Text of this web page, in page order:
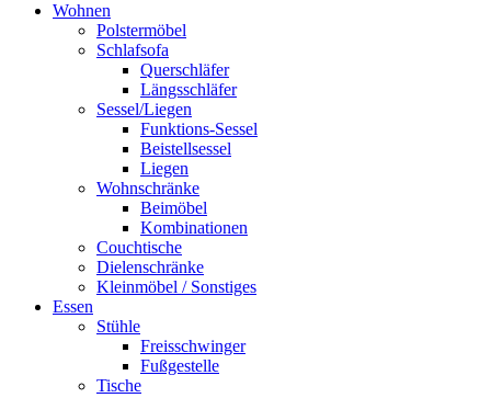
Wohnen
Polstermöbel
Schlafsofa
Querschläfer
Längsschläfer
Sessel/Liegen
Funktions-Sessel
Beistellsessel
Liegen
Wohnschränke
Beimöbel
Kombinationen
Couchtische
Dielenschränke
Kleinmöbel / Sonstiges
Essen
Stühle
Freisschwinger
Fußgestelle
Tische